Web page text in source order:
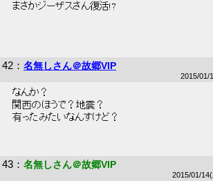
まさかジーザスさん復活!?
42 ： 名無しさん＠故郷VIP
2015/01/
なんか？
関西のほうで？地震？
有ったみたいなんすけど？
43 ： 名無しさん＠故郷VIP
2015/01/